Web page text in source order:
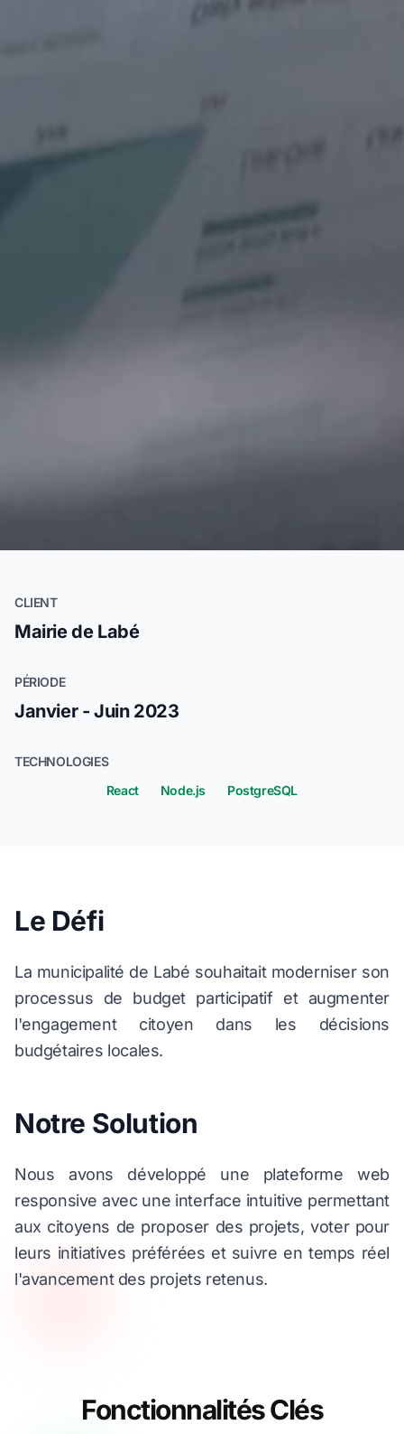
CLIENT
Mairie de Labé
PÉRIODE
Janvier - Juin 2023
TECHNOLOGIES
React
Node.js PostgreSQL
Le Défi
La municipalité de Labé souhaitait moderniser son
processus de budget participatif et augmenter
l'engagement citoyen dans les décisions
budgétaires locales.
Notre Solution
Nous avons développé une plateforme web
responsive avec une interface intuitive permettant
aux citoyens de proposer des projets, voter pour
leurs initiatives préférées et suivre en temps réel
l'avancement des projets retenus.
Fonctionnalités Clés